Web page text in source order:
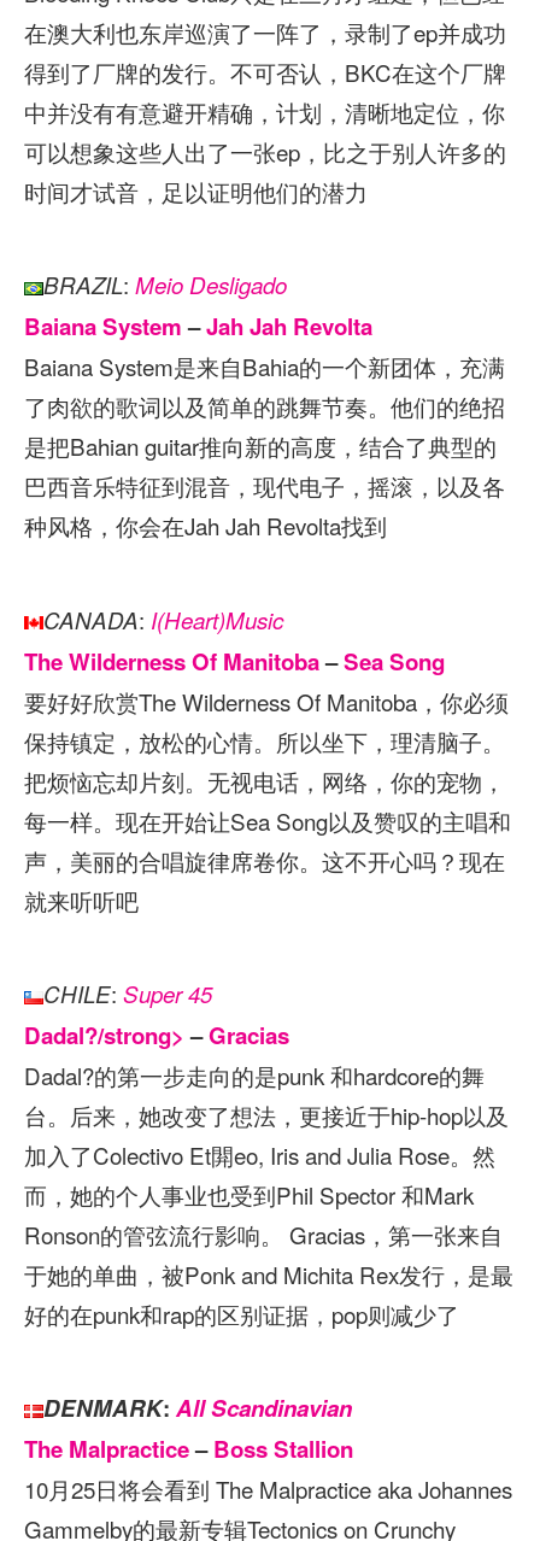
在澳大利也东岸巡演了一阵了，录制了ep并成功
得到了厂牌的发行。不可否认，BKC在这个厂牌
中并没有有意避开精确，计划，清晰地定位，你
可以想象这些人出了一张ep，比之于别人许多的
时间才试音，足以证明他们的潜力
BRAZIL: Meio Desligado
Baiana System–Jah Jah Revolta
Baiana System是来自Bahia的一个新团体，充满
了肉欲的歌词以及简单的跳舞节奏。他们的绝招
是把Bahian guitar推向新的高度，结合了典型的
巴西音乐特征到混音，现代电子，摇滚，以及各
种风格，你会在Jah Jah Revolta找到
CANADA: I(Heart)Music
The Wilderness Of Manitoba–Sea Song
要好好欣赏The Wilderness Of Manitoba，你必须
保持镇定，放松的心情。所以坐下，理清脑子。
把烦恼忘却片刻。无视电话，网络，你的宠物，
每一样。现在开始让Sea Song以及赞叹的主唱和
声，美丽的合唱旋律席卷你。这不开心吗？现在
就来听听吧
CHILE: Super 45
Dadal?/strong> –Gracias
Dadal?的第一步走向的是punk 和hardcore的舞
台。后来，她改变了想法，更接近于hip-hop以及
加入了Colectivo Et閞eo, Iris and Julia Rose。然
而，她的个人事业也受到Phil Spector 和Mark
Ronson的管弦流行影响。 Gracias，第一张来自
于她的单曲，被Ponk and Michita Rex发行，是最
好的在punk和rap的区别证据，pop则减少了
DENMARK: All Scandinavian
The Malpractice–Boss Stallion
10月25日将会看到 The Malpractice aka Johannes
Gammelby的最新专辑Tectonics on Crunchy